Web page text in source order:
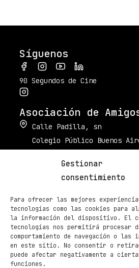
Gestionar
consentimiento
Para ofrecer las mejores
tecnologías como las cookies para
la información del dispositivo. El
tecnologías nos permitirá procesar
comportamiento de navegación o
en este sitio. No consentir o
puede afectar negativamente a
funciones.
Síguenos
90 Segundos de Cine
Asociación de
Calle Padilla, sn
Colegio Público Buenos
Taquilla de Cines Ortega
979 70 70 88
Páginas
Programación